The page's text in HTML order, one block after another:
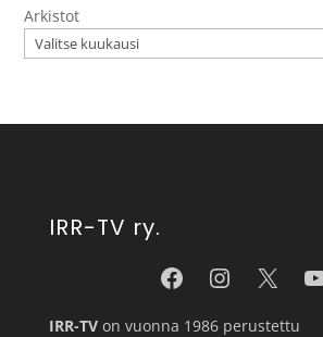
Arkistot
IRR-TV ry.
IRR-TVon vuonna 1986 perustettu